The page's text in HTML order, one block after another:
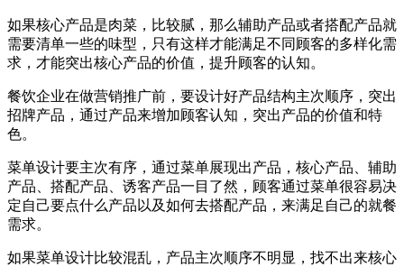
如果核心产品是肉菜，比较腻，那么辅助产品或者搭配产品就
需要清单一些的味型，只有这样才能满足不同顾客的多样化需
求，才能突出核心产品的价值，提升顾客的认知。
餐饮企业在做营销推广前，要设计好产品结构主次顺序，突出
招牌产品，通过产品来增加顾客认知，突出产品的价值和特
色。
菜单设计要主次有序，通过菜单展现出产品，核心产品、辅助
产品、搭配产品、诱客产品一目了然，顾客通过菜单很容易决
定自己要点什么产品以及如何去搭配产品，来满足自己的就餐
需求。
如果菜单设计比较混乱，产品主次顺序不明显，找不出来核心